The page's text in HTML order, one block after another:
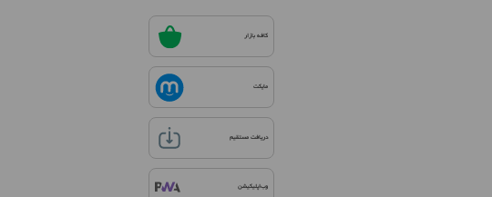
کافه بازار
مایکت
دریافت مستقیم
وب‌اپلیکیشن